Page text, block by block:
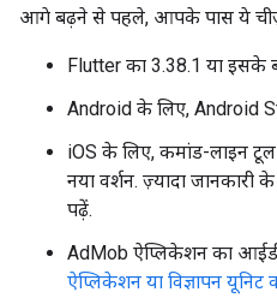
आगे बढ़ने से पहले, आपके पास ये चीज़ें
Flutter का 3.38.1 या इसके
Android के लिए, Android
iOS के लिए, कमांड-लाइन
नया वर्शन. ज़्यादा जानकारी
पढ़ें.
AdMob ऐप्लिकेशन का
ऐप्लिकेशन या विज्ञापन